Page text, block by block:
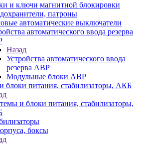
и ключи магнитной блокировки
патроны
автоматические выключатели
автоматического ввода резерва
Назад
Устройства автоматического ввода
резерва АВР
Модульные блоки АВР
блоки питания, стабилизаторы, АКБ
и блоки питания, стабилизаторы,
боксы